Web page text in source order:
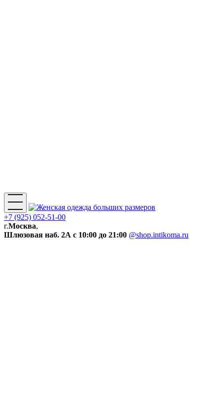
+7 (925) 052-51-00
г.Москва,
Шлюзовая наб. 2А с 10:00 до 21:00 @shop.intikoma.ru